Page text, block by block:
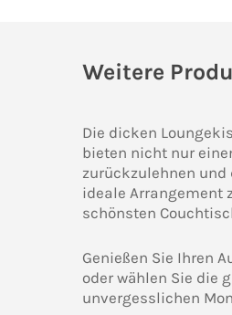
Weitere
Die dicken
bieten nicht nur
zurückzulehnen und
ideale Arrangement
schönsten
Genießen Sie Ihren
oder wählen Sie die
unvergesslichen